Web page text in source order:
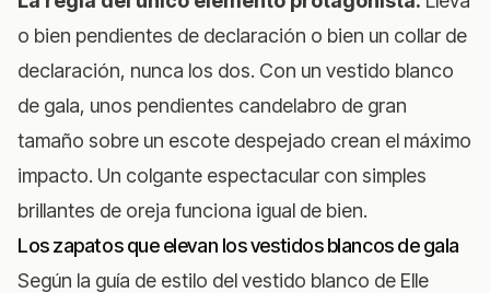
o bien pendientes de declaración o bien un collar de
declaración, nunca los dos. Con un vestido blanco
de gala, unos pendientes candelabro de gran
tamaño sobre un escote despejado crean el máximo
impacto. Un colgante espectacular con simples
brillantes de oreja funciona igual de bien.
Los zapatos que elevan los vestidos blancos de gala
Según la guía de estilo del vestido blanco de Elle